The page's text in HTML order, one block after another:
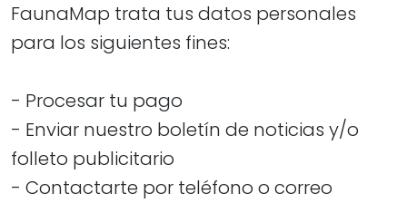
FaunaMap trata tus datos personales
para los siguientes fines:
- Procesar tu pago
- Enviar nuestro boletín de noticias y/o
folleto publicitario
- Contactarte por teléfono o correo